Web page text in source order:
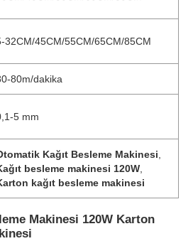
32CM/45CM/55CM/65CM/85CM
80m/dakika
5 mm
Kağıt Besleme Makinesi
besleme makinesi 120W
kağıt besleme makinesi
Makinesi 120W Karton